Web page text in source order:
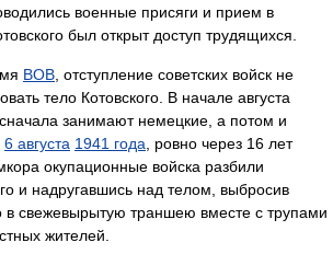
военные присяги и прием в
был открыт доступ трудящихся.
ВОВ, отступление советских войск не
тело Котовского. В начале августа
занимают немецкие, а потом и
6 августа 1941 года, ровно через 16 лет
окупационные войска разбили
и надругавшись над телом, выбросив
в свежевырытую траншею вместе с трупами
жителей.